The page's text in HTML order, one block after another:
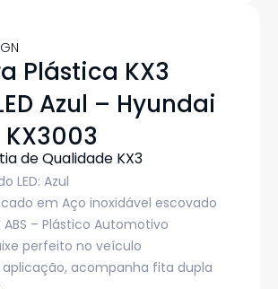
Plástica KX3
Azul – Hyundai
de Qualidade KX3
LED: Azul
em Aço inoxidável escovado
ABS – Plástico Automotivo
perfeito no veículo
aplicação, acompanha fita dupla